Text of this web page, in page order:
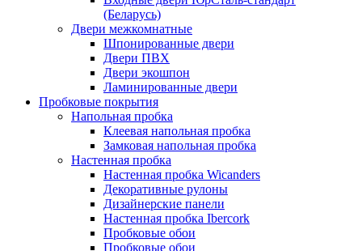
(Беларусь)
Двери межкомнатные
Шпонированные двери
Двери ПВХ
Двери экошпон
Ламинированные двери
Пробковые покрытия
Напольная пробка
Клеевая напольная пробка
Замковая напольная пробка
Настенная пробка
Настенная пробка Wicanders
Декоративные рулоны
Дизайнерские панели
Настенная пробка Ibercork
Пробковые обои
Пробковые обои